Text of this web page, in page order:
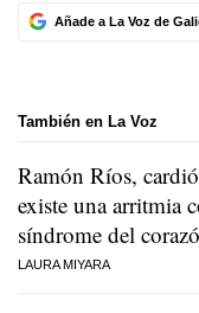
Añade a La Voz de
También en La Voz
Ramón Ríos,
existe una arritmia
síndrome del
LAURA MIYARA